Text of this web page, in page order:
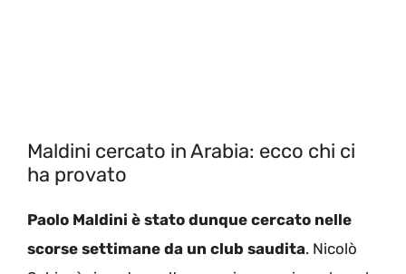
Maldini cercato in Arabia: ecco chi ci
ha provato
Paolo Maldini è stato dunque cercato nelle
scorse settimane da un club saudita. Nicolò